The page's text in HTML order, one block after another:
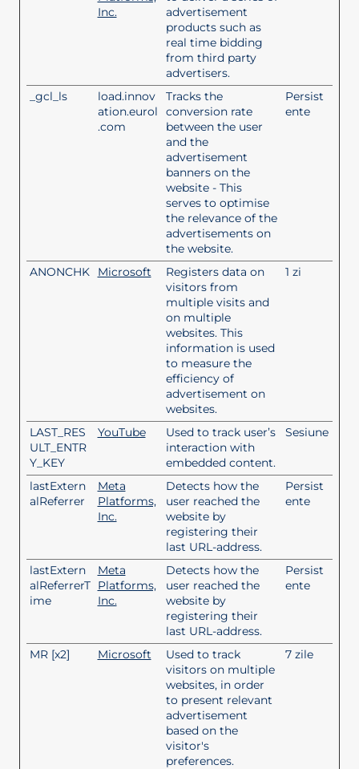
Inc.
advertisement
products such as
real time bidding
from third party
advertisers.
_gcl_ls
load.innov
ation.eurol
.com
Tracks the
conversion rate
between the user
and the
advertisement
banners on the
website - This
serves to optimise
the relevance of the
advertisements on
the website.
Persist
ente
ANONCHK Microsoft
Registers data on
visitors from
multiple visits and
on multiple
websites. This
information is used
to measure the
efficiency of
advertisement on
websites.
1 zi
LAST_RES
ULT_ENTR
Y_KEY
YouTube
Used to track user’s
interaction with
embedded content.
Sesiune
lastExtern
alReferrer
Meta
Platforms,
Inc.
Detects how the
user reached the
website by
registering their
last URL-address.
Persist
ente
lastExtern
alReferrerT
ime
Meta
Platforms,
Inc.
Detects how the
user reached the
website by
registering their
last URL-address.
Persist
ente
MR [x2] Microsoft
Used to track
visitors on multiple
websites, in order
to present relevant
advertisement
based on the
visitor's
preferences.
7 zile